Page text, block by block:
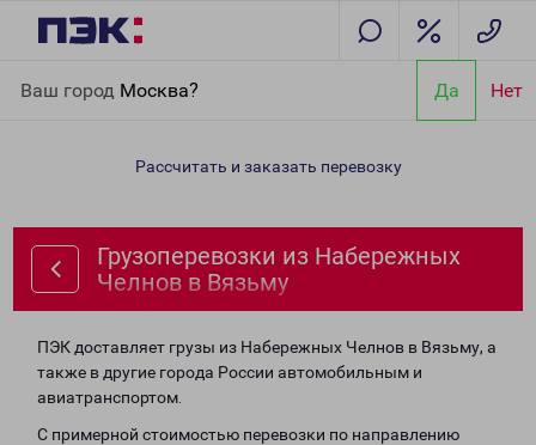
Ваш город Москва? Да Нет
Челнов в Вязьму
Рассчитать и заказать перевозку
Грузоперевозки из Набережных
Челнов в Вязьму
ПЭК доставляет грузы из Набережных Челнов в Вязьму, а
также в другие города России автомобильным и
авиатранспортом.
С примерной стоимостью перевозки по направлению